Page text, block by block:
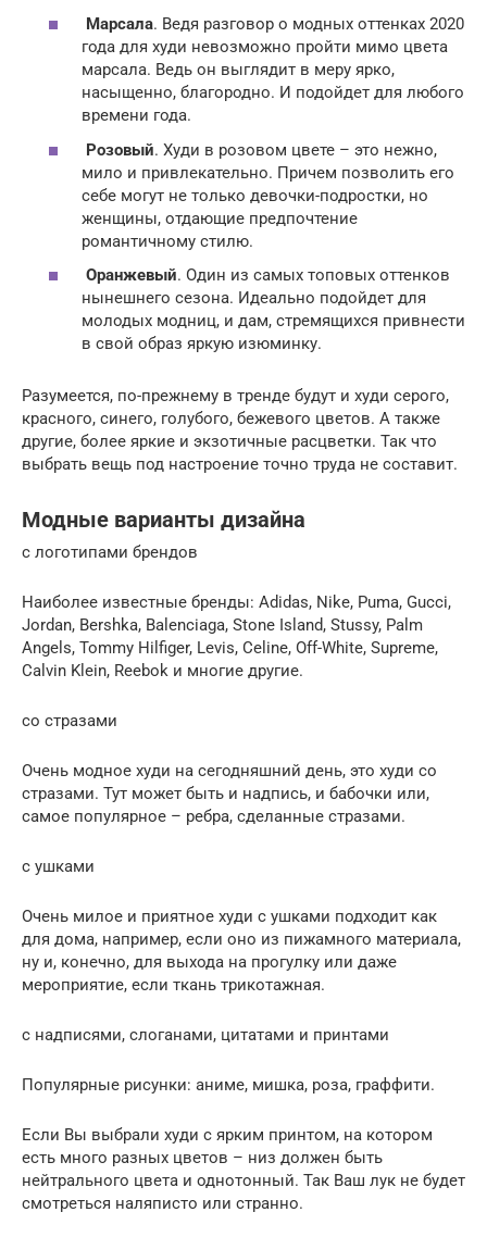
Марсала. Ведя разговор о модных оттенках 2020
года для худи невозможно пройти мимо цвета
марсала. Ведь он выглядит в меру ярко,
насыщенно, благородно. И подойдет для любого
времени года.
Розовый. Худи в розовом цвете – это нежно,
мило и привлекательно. Причем позволить его
себе могут не только девочки-подростки, но
женщины, отдающие предпочтение
романтичному стилю.
Оранжевый. Один из самых топовых оттенков
нынешнего сезона. Идеально подойдет для
молодых модниц, и дам, стремящихся привнести
в свой образ яркую изюминку.
Разумеется, по-прежнему в тренде будут и худи серого,
красного, синего, голубого, бежевого цветов. А также
другие, более яркие и экзотичные расцветки. Так что
выбрать вещь под настроение точно труда не составит.
Модные варианты дизайна
с логотипами брендов
Наиболее известные бренды: Adidas, Nike, Puma, Gucci,
Jordan, Bershka, Balenciaga, Stone Island, Stussy, Palm
Angels, Tommy Hilfiger, Levis, Celine, Off-White, Supreme,
Calvin Klein, Reebok и многие другие.
со стразами
Очень модное худи на сегодняшний день, это худи со
стразами. Тут может быть и надпись, и бабочки или,
самое популярное – ребра, сделанные стразами.
с ушками
Очень милое и приятное худи с ушками подходит как
для дома, например, если оно из пижамного материала,
ну и, конечно, для выхода на прогулку или даже
мероприятие, если ткань трикотажная.
с надписями, слоганами, цитатами и принтами
Популярные рисунки: аниме, мишка, роза, граффити.
Если Вы выбрали худи с ярким принтом, на котором
есть много разных цветов – низ должен быть
нейтрального цвета и однотонный. Так Ваш лук не будет
смотреться наляписто или странно.